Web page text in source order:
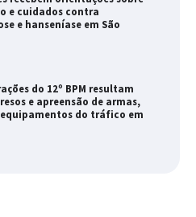
e cuidados contra
e hanseníase em São
do 12º BPM resultam
e apreensão de armas,
do tráfico em